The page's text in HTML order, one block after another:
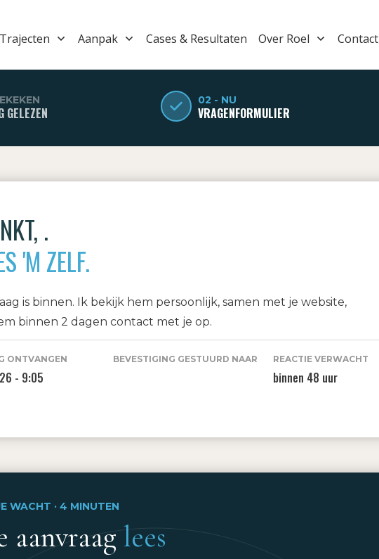
Trajecten Aanpak Cases & Resultaten Over Roel Contact
GELEZEN
02 - NU
VRAGENFORMULIER
.
'M ZELF.
is binnen. Ik bekijk hem persoonlijk, samen met je website,
binnen 2 dagen contact met je op.
ONTVANGEN
- 9:05
BEVESTIGING GESTUURD NAAR REACTIE VERWACHT
binnen 48 uur
WACHT · 4 MINUTEN
lees